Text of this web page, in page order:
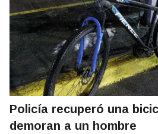
Policía recuperó una
demoran a un hombre